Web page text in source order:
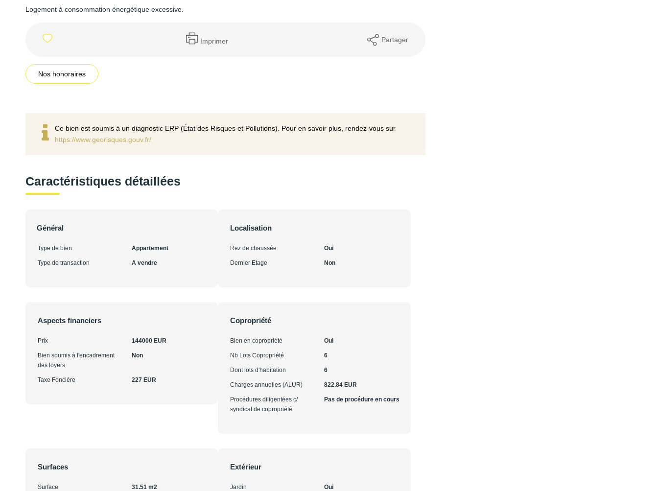
Logement à consommation énergétique excessive.
Imprimer Partager
Nos honoraires
Ce bien est soumis à un diagnostic ERP (État des Risques et Pollutions). Pour en savoir plus, rendez-vous sur
https://www.georisques.gouv.fr/
Caractéristiques détaillées
Général
Type de bien Appartement
Type de transaction A vendre
Localisation
Rez de chaussée Oui
Dernier Etage Non
Aspects financiers
Prix 144000 EUR
Bien soumis à l'encadrement
des loyers
Non
Taxe Foncière 227 EUR
Copropriété
Bien en copropriété Oui
Nb Lots Copropriété 6
Dont lots d'habitation 6
Charges annuelles (ALUR) 822.84 EUR
Procédures diligentées c/
syndicat de copropriété
Pas de procédure en cours
Surfaces
Surface 31.51 m2
Extérieur
Jardin Oui